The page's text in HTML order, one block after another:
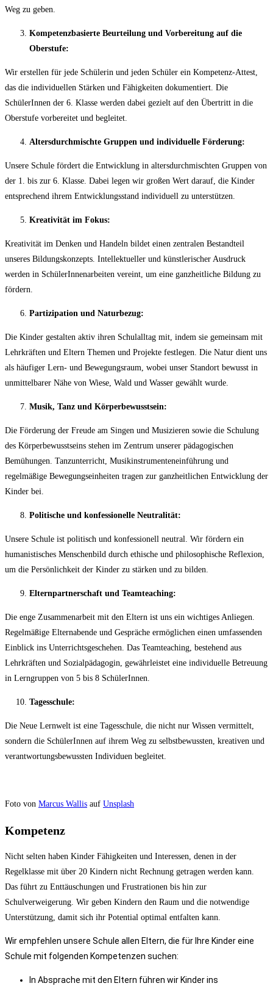
Weg zu geben.
Kompetenzbasierte Beurteilung und Vorbereitung auf die
Oberstufe:
Wir erstellen für jede Schülerin und jeden Schüler ein Kompetenz-Attest,
das die individuellen Stärken und Fähigkeiten dokumentiert. Die
SchülerInnen der 6. Klasse werden dabei gezielt auf den Übertritt in die
Oberstufe vorbereitet und begleitet.
Altersdurchmischte Gruppen und individuelle Förderung:
Unsere Schule fördert die Entwicklung in altersdurchmischten Gruppen von
der 1. bis zur 6. Klasse. Dabei legen wir großen Wert darauf, die Kinder
entsprechend ihrem Entwicklungsstand individuell zu unterstützen.
Kreativität im Fokus:
Kreativität im Denken und Handeln bildet einen zentralen Bestandteil
unseres Bildungskonzepts. Intellektueller und künstlerischer Ausdruck
werden in SchülerInnenarbeiten vereint, um eine ganzheitliche Bildung zu
fördern.
Partizipation und Naturbezug:
Die Kinder gestalten aktiv ihren Schulalltag mit, indem sie gemeinsam mit
Lehrkräften und Eltern Themen und Projekte festlegen. Die Natur dient uns
als häufiger Lern- und Bewegungsraum, wobei unser Standort bewusst in
unmittelbarer Nähe von Wiese, Wald und Wasser gewählt wurde.
Musik, Tanz und Körperbewusstsein:
Die Förderung der Freude am Singen und Musizieren sowie die Schulung
des Körperbewusstseins stehen im Zentrum unserer pädagogischen
Bemühungen. Tanzunterricht, Musikinstrumenteneinführung und
regelmäßige Bewegungseinheiten tragen zur ganzheitlichen Entwicklung der
Kinder bei.
Politische und konfessionelle Neutralität:
Unsere Schule ist politisch und konfessionell neutral. Wir fördern ein
humanistisches Menschenbild durch ethische und philosophische Reflexion,
um die Persönlichkeit der Kinder zu stärken und zu bilden.
Elternpartnerschaft und Teamteaching:
Die enge Zusammenarbeit mit den Eltern ist uns ein wichtiges Anliegen.
Regelmäßige Elternabende und Gespräche ermöglichen einen umfassenden
Einblick ins Unterrichtsgeschehen. Das Teamteaching, bestehend aus
Lehrkräften und Sozialpädagogin, gewährleistet eine individuelle Betreuung
in Lerngruppen von 5 bis 8 SchülerInnen.
Tagesschule:
Die Neue Lernwelt ist eine Tagesschule, die nicht nur Wissen vermittelt,
sondern die SchülerInnen auf ihrem Weg zu selbstbewussten, kreativen und
verantwortungsbewussten Individuen begleitet.
Foto von Marcus Wallis auf Unsplash
Kompetenz
Nicht selten haben Kinder Fähigkeiten und Interessen, denen in der
Regelklasse mit über 20 Kindern nicht Rechnung getragen werden kann.
Das führt zu Enttäuschungen und Frustrationen bis hin zur
Schulverweigerung. Wir geben Kindern den Raum und die notwendige
Unterstützung, damit sich ihr Potential optimal entfalten kann.
Wir empfehlen unsere Schule allen Eltern, die für Ihre Kinder eine
Schule mit folgenden Kompetenzen suchen:
In Absprache mit den Eltern führen wir Kinder ins